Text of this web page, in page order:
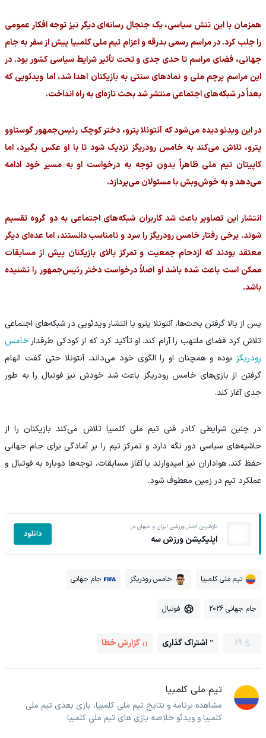
همزمان با این تنش سیاسی، یک جنجال رسانه‌ای دیگر نیز توجه افکار عمومی
را جلب کرد. در مراسم رسمی بدرقه و اعزام تیم ملی کلمبیا پیش از سفر به جام
جهانی، فضای مراسم تا حدی جدی و تحت تأثیر شرایط سیاسی کشور بود. در
این مراسم پرچم ملی و نمادهای سنتی به بازیکنان اهدا شد، اما ویدئویی که
بعداً در شبکه‌های اجتماعی منتشر شد بحث تازه‌ای به راه انداخت.
در این ویدئو دیده می‌شود که آنتونلا پترو، دختر کوچک رئیس‌جمهور گوستاوو
پترو، تلاش می‌کند به خامس رودریگز نزدیک شود تا با او عکس بگیرد، اما
کاپیتان تیم ملی ظاهراً بدون توجه به درخواست او به مسیر خود ادامه
می‌دهد و به خوش‌وبش با مسئولان می‌پردازد.
انتشار این تصاویر باعث شد کاربران شبکه‌های اجتماعی به دو گروه تقسیم
شوند. برخی رفتار خامس رودریگز را سرد و نامناسب دانستند، اما عده‌ای دیگر
معتقد بودند که ازدحام جمعیت و تمرکز بالای بازیکنان پیش از مسابقات
ممکن است باعث شده باشد او اصلاً درخواست دختر رئیس‌جمهور را نشنیده
باشد.
پس از بالا گرفتن بحث‌ها، آنتونلا پترو با انتشار ویدئویی در شبکه‌های اجتماعی
تلاش کرد فضای ملتهب را آرام کند. او تأکید کرد که از کودکی طرفدار خامس
رودریگز بوده و همچنان او را الگوی خود می‌داند. آنتونلا حتی گفت الهام
گرفتن از بازی‌های خامس رودریگز باعث شد خودش نیز فوتبال را به طور
جدی آغاز کند.
در چنین شرایطی کادر فنی تیم ملی کلمبیا تلاش می‌کند بازیکنان را از
حاشیه‌های سیاسی دور نگه دارد و تمرکز تیم را بر آمادگی برای جام جهانی
حفظ کند. هواداران نیز امیدوارند با آغاز مسابقات، توجه‌ها دوباره به فوتبال و
عملکرد تیم در زمین معطوف شود.
تازه‌ترین اخبار ورزشی ایران و جهان در
اپلیکیشن ورزش سه دانلود
تیم ملی کلمبیا خامس رودریگز جام جهانی
جام جهانی 2026 فوتبال
19 اشتراک گذاری گزارش خطا
تیم ملی کلمبیا
مشاهده برنامه و نتایج تیم ملی کلمبیا، بازی بعدی تیم ملی
کلمبیا و ویدئو خلاصه بازی های تیم ملی کلمبیا